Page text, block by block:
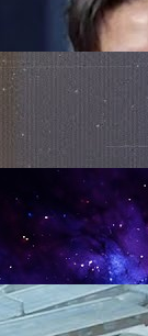
ง‘ |
ลไม่ได้เงียบอย่างที่คิด | เดอะวิทย์ด้อม
ฐานเดียว